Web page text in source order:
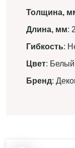
Толщина,
Длина, мм:
Гибкость:
Цвет: Белый
Бренд: